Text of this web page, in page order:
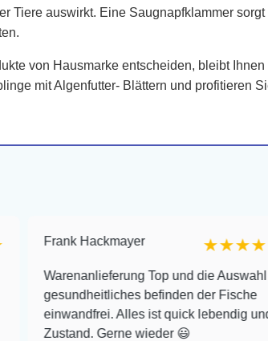
Tiere auswirkt. Eine Saugnapfklammer
von Hausmarke entscheiden, bleibt
mit Algenfutter- Blättern und profitieren
Hackmayer ★★★★
Top und die Auswahl plus
befinden der Fische
Alles ist quick lebendig und im super
Gerne wieder 😃